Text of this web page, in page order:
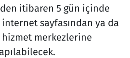
itibaren 5 gün içinde
sayfasından ya da
merkezlerine